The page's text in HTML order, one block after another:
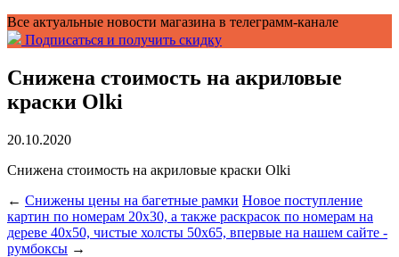
Все актуальные новости магазина в телеграмм-канале
Подписаться и получить скидку
Снижена стоимость на акриловые
краски Olki
20.10.2020
Снижена стоимость на акриловые краски Olki
← Снижены цены на багетные рамки Новое поступление
картин по номерам 20х30, а также раскрасок по номерам на
дереве 40х50, чистые холсты 50х65, впервые на нашем сайте -
румбоксы →